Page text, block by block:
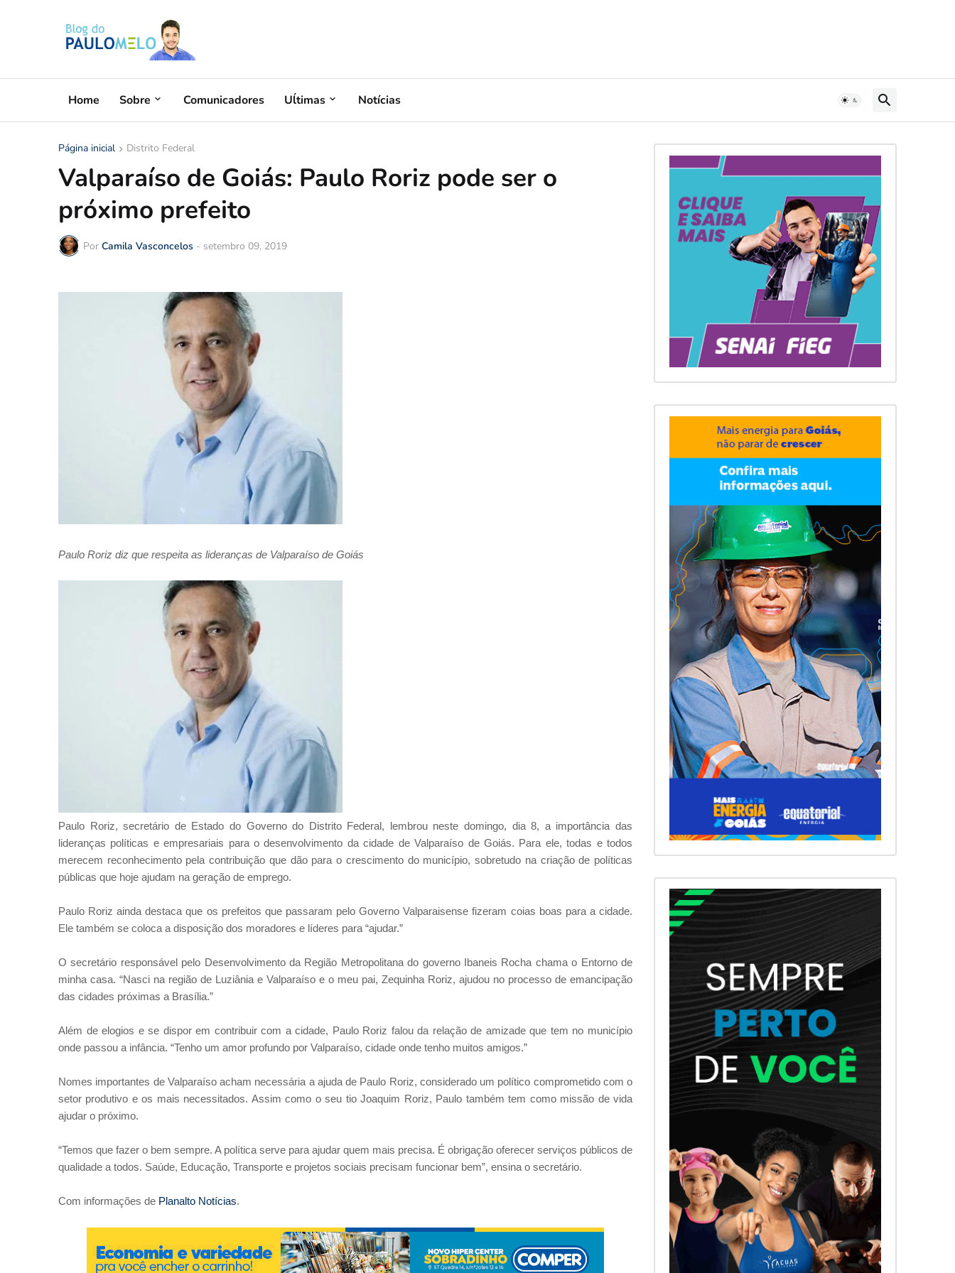
Home Sobre Comunicadores Uĺtimas Notícias
Página inicial Distrito Federal
Valparaíso de Goiás: Paulo Roriz pode ser o
próximo prefeito
Por Camila Vasconcelos - setembro 09, 2019
Paulo Roriz diz que respeita as lideranças de Valparaíso de Goiás
Paulo Roriz, secretário de Estado do Governo do Distrito Federal, lembrou neste domingo, dia 8, a importância das
lideranças políticas e empresariais para o desenvolvimento da cidade de Valparaíso de Goiás. Para ele, todas e todos
merecem reconhecimento pela contribuição que dão para o crescimento do município, sobretudo na criação de políticas
públicas que hoje ajudam na geração de emprego.
Paulo Roriz ainda destaca que os prefeitos que passaram pelo Governo Valparaisense fizeram coias boas para a cidade.
Ele também se coloca a disposição dos moradores e líderes para “ajudar.”
O secretário responsável pelo Desenvolvimento da Região Metropolitana do governo Ibaneis Rocha chama o Entorno de
minha casa. “Nasci na região de Luziânia e Valparaíso e o meu pai, Zequinha Roriz, ajudou no processo de emancipação
das cidades próximas a Brasília.”
Além de elogios e se dispor em contribuir com a cidade, Paulo Roriz falou da relação de amizade que tem no município
onde passou a infância. “Tenho um amor profundo por Valparaíso, cidade onde tenho muitos amigos.”
Nomes importantes de Valparaíso acham necessária a ajuda de Paulo Roriz, considerado um político comprometido com o
setor produtivo e os mais necessitados. Assim como o seu tio Joaquim Roriz, Paulo também tem como missão de vida
ajudar o próximo.
“Temos que fazer o bem sempre. A política serve para ajudar quem mais precisa. É obrigação oferecer serviços públicos de
qualidade a todos. Saúde, Educação, Transporte e projetos sociais precisam funcionar bem”, ensina o secretário.
Com informações de Planalto Notícias.